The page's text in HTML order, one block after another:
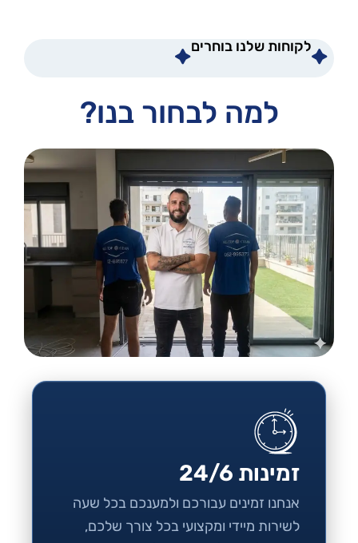
לקוחות שלנו בוחרים
למה לבחור בנו?
זמינות 24/6
אנחנו זמינים עבורכם ולמענכם בכל שעה
לשירות מיידי ומקצועי בכל צורך שלכם,